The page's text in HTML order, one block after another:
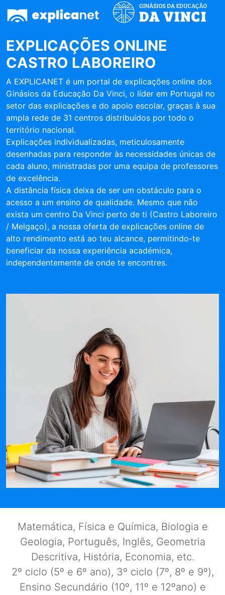
EXPLICAÇÕES ONLINE
CASTRO LABOREIRO
A EXPLICANET é um portal de explicações online dos
Ginásios da Educação Da Vinci, o líder em Portugal no
setor das explicações e do apoio escolar, graças à sua
ampla rede de 31 centros distribuídos por todo o
território nacional.
Explicações individualizadas, meticulosamente
desenhadas para responder às necessidades únicas de
cada aluno, ministradas por uma equipa de professores
de excelência.
A distância física deixa de ser um obstáculo para o
acesso a um ensino de qualidade. Mesmo que não
exista um centro Da Vinci perto de ti (Castro Laboreiro
/ Melgaço), a nossa oferta de explicações online de
alto rendimento está ao teu alcance, permitindo-te
beneficiar da nossa experiência académica,
independentemente de onde te encontres.
Matemática, Física e Química, Biologia e
Geologia, Português, Inglês, Geometria
Descritiva, História, Economia, etc.
2º ciclo (5º e 6º ano), 3º ciclo (7º, 8º e 9º),
Ensino Secundário (10º, 11º e 12ºano) e